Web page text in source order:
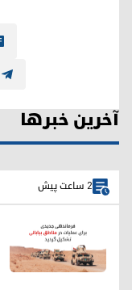
آخرین خبرها
2 ساعت پیش